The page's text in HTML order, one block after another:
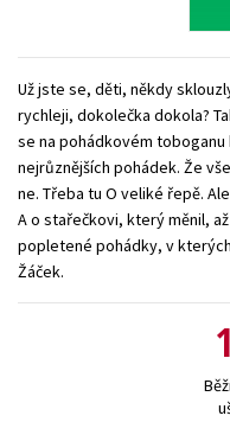
Už jste se, děti, někdy
rychleji, dokolečka dokola?
se na pohádkovém
nejrůznějších pohádek. Že
ne. Třeba tu O veliké řepě.
A o stařečkovi, který měnil,
popletené pohádky, v
Žáček.